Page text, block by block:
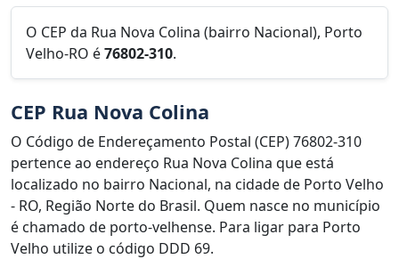
O CEP da Rua Nova Colina (bairro Nacional), Porto
Velho-RO é76802-310.
CEP Rua Nova Colina
O Código de Endereçamento Postal (CEP) 76802-310
pertence ao endereço Rua Nova Colina que está
localizado no bairro Nacional, na cidade de Porto Velho
- RO, Região Norte do Brasil. Quem nasce no município
é chamado de porto-velhense. Para ligar para Porto
Velho utilize o código DDD 69.